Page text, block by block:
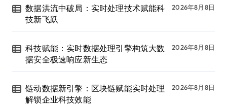
数据洪流中破局：实时处理技术赋能科
技新飞跃
2026年8月8日
科技赋能：实时数据处理引擎构筑大数
据安全极速响应新生态
2026年8月8日
链动数据新引擎：区块链赋能实时处理
解锁企业科技效能
2026年8月8日